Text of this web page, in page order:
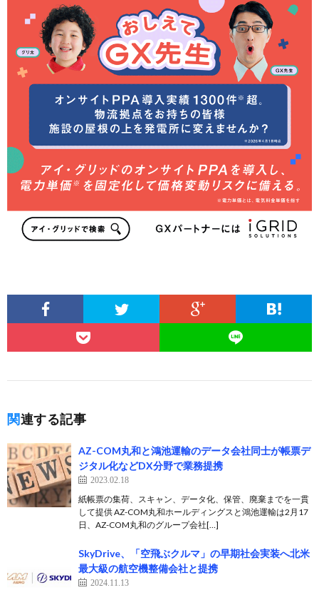
関連する記事
AZ-COM丸和と鴻池運輸のデータ会社同士が帳票デ
ジタル化などDX分野で業務提携
2023.02.18
紙帳票の集荷、スキャン、データ化、保管、廃棄までを一貫
して提供 AZ-COM丸和ホールディングスと鴻池運輸は2月17
日、AZ-COM丸和のグループ会社[…]
SkyDrive、「空飛ぶクルマ」の早期社会実装へ北米
最大級の航空機整備会社と提携
2024.11.13